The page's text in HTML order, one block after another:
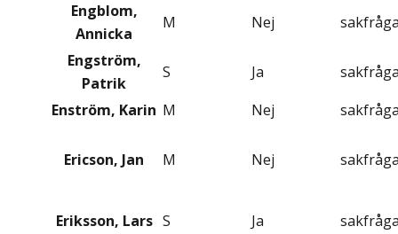
Engblom,
Annicka
M Nej
Engström,
Patrik
S Ja
Enström, Karin M Nej
Ericson, Jan M Nej
Eriksson, Lars S Ja